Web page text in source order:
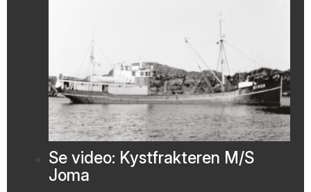
Se video: Kystfrakteren M/S
Joma